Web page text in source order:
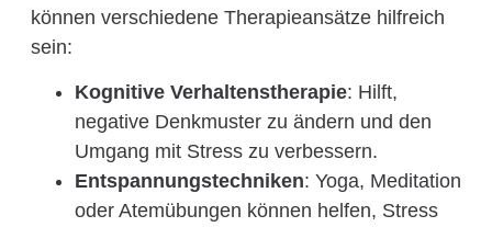
können verschiedene Therapieansätze hilfreich
sein:
Kognitive Verhaltenstherapie: Hilft,
negative Denkmuster zu ändern und den
Umgang mit Stress zu verbessern.
Entspannungstechniken: Yoga, Meditation
oder Atemübungen können helfen, Stress